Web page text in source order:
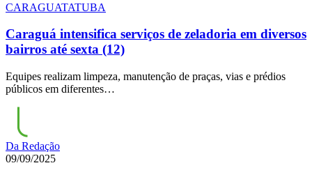
CARAGUATATUBA
Caraguá intensifica serviços de zeladoria em diversos
bairros até sexta (12)
Equipes realizam limpeza, manutenção de praças, vias e prédios
públicos em diferentes…
Da Redação
09/09/2025